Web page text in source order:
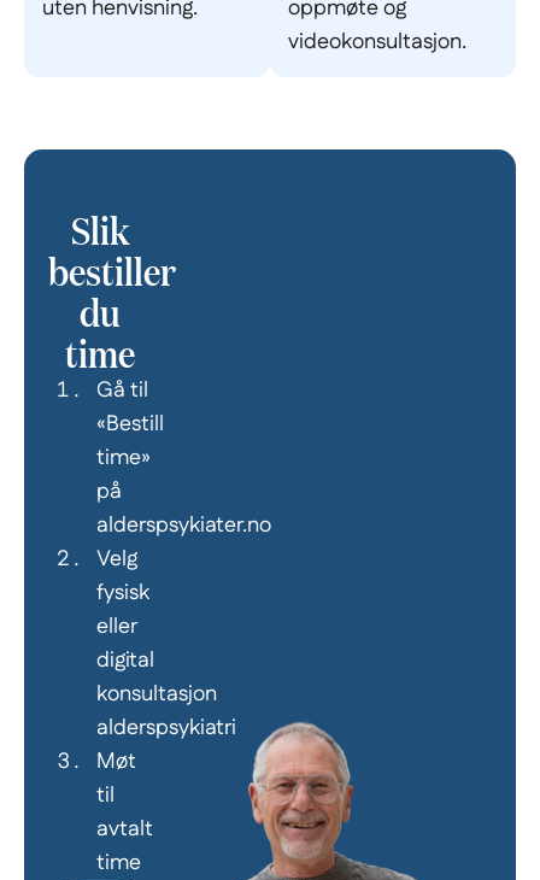
uten henvisning.
oppmøte og
videokonsultasjon.
Slik
bestiller
du
time
Gå til
«Bestill
time»
på
alderspsykiater.no
Velg
fysisk
eller
digital
konsultasjon
alderspsykiatri
Møt
til
avtalt
time